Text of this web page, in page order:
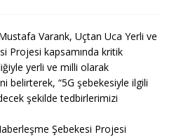
Varank, Uçtan Uca Yerli ve
Projesi kapsamında kritik
yerli ve milli olarak
belirterek, “5G şebekesiyle ilgili
şekilde tedbirlerimizi
Şebekesi Projesi